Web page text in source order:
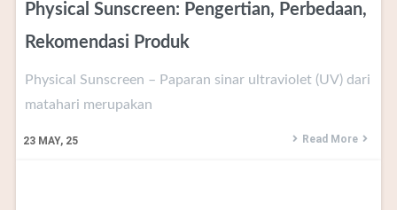
Physical Sunscreen: Pengertian, Perbedaan,
Rekomendasi Produk
23 MAY, 25
Physical Sunscreen – Paparan sinar ultraviolet (UV) dari
matahari merupakan
Read More